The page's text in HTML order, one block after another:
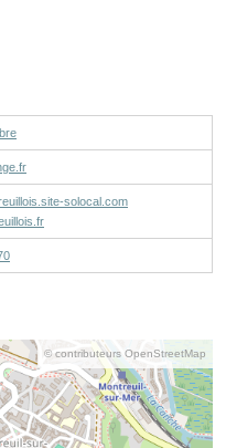
solocal.com
© contributeurs OpenStreetMap